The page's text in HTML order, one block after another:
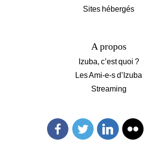
Sites hébergés
A propos
Izuba, c’est quoi ?
Les Ami-e-s d’Izuba
Streaming